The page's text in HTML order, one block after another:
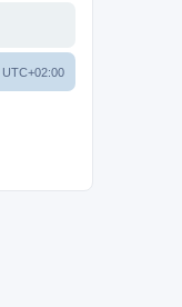
UTC+02:00